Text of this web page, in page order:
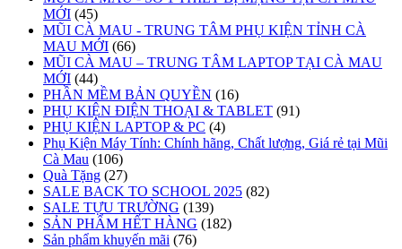
MỚI (45)
MŨI CÀ MAU - TRUNG TÂM PHỤ KIỆN TỈNH CÀ
MAU MỚI (66)
MŨI CÀ MAU – TRUNG TÂM LAPTOP TẠI CÀ MAU
MỚI (44)
PHẦN MỀM BẢN QUYỀN (16)
PHỤ KIỆN ĐIỆN THOẠI & TABLET (91)
PHỤ KIỆN LAPTOP & PC (4)
Phụ Kiện Máy Tính: Chính hãng, Chất lượng, Giá rẻ tại Mũi
Cà Mau (106)
Quà Tặng (27)
SALE BACK TO SCHOOL 2025 (82)
SALE TỰU TRƯỜNG (139)
SẢN PHẨM HẾT HÀNG (182)
Sản phẩm khuyến mãi (76)